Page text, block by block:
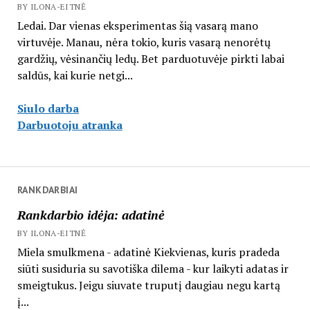
BY ILONA-EITNĖ
Ledai. Dar vienas eksperimentas šią vasarą mano
virtuvėje. Manau, nėra tokio, kuris vasarą nenorėtų
gardžių, vėsinančių ledų. Bet parduotuvėje pirkti labai
saldūs, kai kurie netgi...
Siulo darba
Darbuotoju atranka
RANKDARBIAI
Rankdarbio idėja: adatinė
BY ILONA-EITNĖ
Miela smulkmena - adatinė Kiekvienas, kuris pradeda
siūti susiduria su savotiška dilema - kur laikyti adatas ir
smeigtukus. Jeigu siuvate truputį daugiau negu kartą
į...